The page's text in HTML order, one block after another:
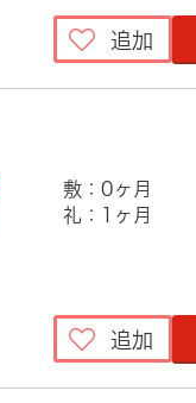
追加
敷：0ヶ月
礼：1ヶ月
追加